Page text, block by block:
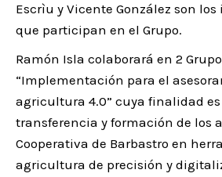
Escrìu y Vicente González son
que participan en el Grupo.
Ramón Isla colaborará en 2
“Implementación para el
agricultura 4.0” cuya finalidad
transferencia y formación de los
Cooperativa de Barbastro en
agricultura de precisión y